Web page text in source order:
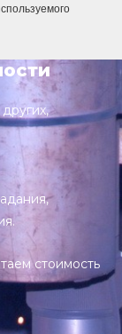
стоимость